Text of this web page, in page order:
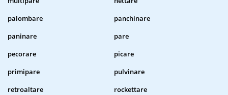
palombare
panchinare
paninare
pare
pecorare
picare
primipare
pulvinare
retroaltare
rockettare